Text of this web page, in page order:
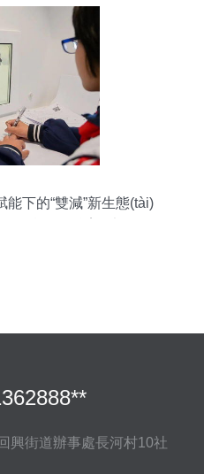
下的“雙減”新生態(tài)
興街道辦事處長河村10社